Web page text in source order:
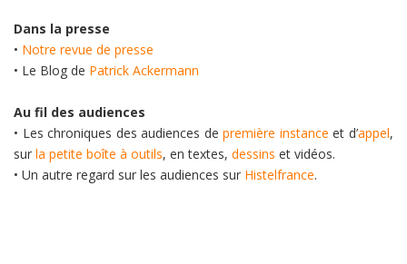
Dans la presse
• Notre revue de presse
• Le Blog de Patrick Ackermann
Au fil des audiences
• Les chroniques des audiences depremière instance et d’appel,
sur la petite boîte à outils, en textes, dessins et vidéos.
• Un autre regard sur les audiences sur Histelfrance.